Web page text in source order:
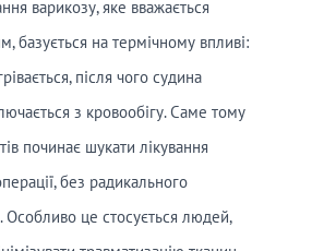
варикозу, яке вважається
базується на термічному впливі:
після чого судина
з кровообігу. Саме тому
починає шукати лікування
без радикального
Особливо це стосується людей,